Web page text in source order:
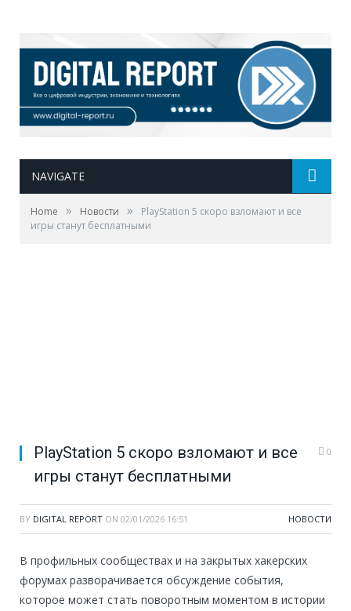
NAVIGATE
Home » Новости »
PlayStation 5 скоро взломают и все
игры станут бесплатными
PlayStation 5 скоро взломают и все
игры станут бесплатными
0
BY DIGITAL REPORT ON 02/01/2026 16:51 НОВОСТИ
В профильных сообществах и на закрытых хакерских
форумах разворачивается обсуждение события,
которое может стать поворотным моментом в истории